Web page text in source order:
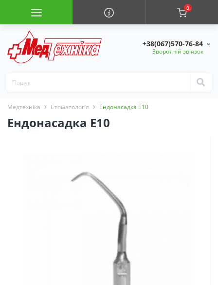
0
+38(067)570-76-84
Зворотній зв'язок
Медтехніка Стоматологія Ендонасадка Е10
Ендонасадка Е10